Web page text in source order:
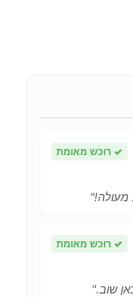
✓ רוכש מאומת
מעולה!"
✓ רוכש מאומת
שוב."